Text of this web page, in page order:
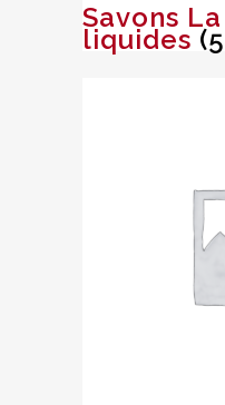
Savons
liquides